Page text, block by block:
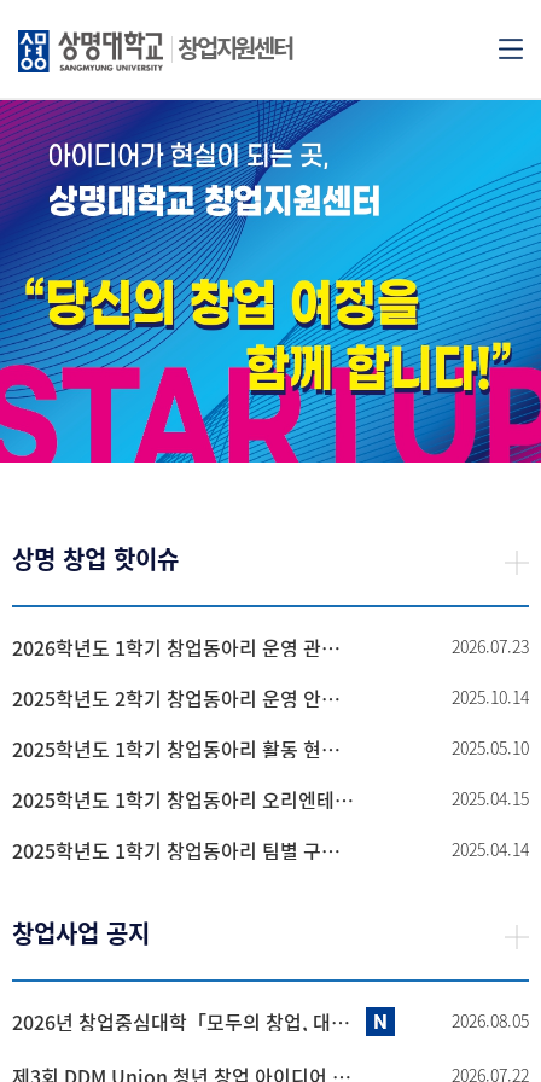
창업지원센터
상명 창업 핫이슈
2026학년도 1학기 창업동아리 운영 관련 서류 2026.07.23
2025학년도 2학기 창업동아리 운영 안내 및 관련 서류 2025.10.14
2025학년도 1학기 창업동아리 활동 현황 보고서 작성 안내 2025.05.10
2025학년도 1학기 창업동아리 오리엔테이션 자료 2025.04.15
2025학년도 1학기 창업동아리 팀별 구매(구독) 재료 활용계획서 2025.04.14
창업사업 공지
2026년 창업중심대학「모두의 창업, 대학리그」 2026.08.05
제3회 DDM Union 청년 창업 아이디어 챌린지 2026.07.22